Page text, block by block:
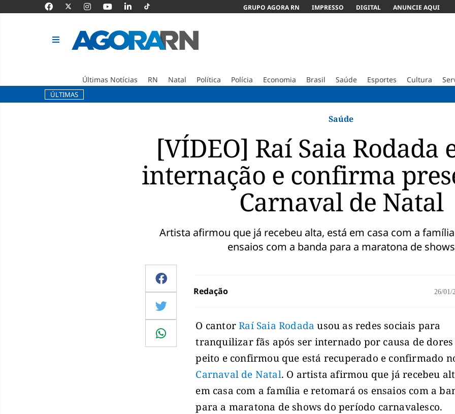
GRUPO AGORA RN IMPRESSO DIGITAL ANUNCIE AQUI
Últimas Notícias RN Natal Política Polícia Economia Brasil Saúde Esportes Cultura
ÚLTIMAS Ex-
Saúde
[VÍDEO] Raí Saia Rodada
internação e confirma
Carnaval de Natal
Artista afirmou que já recebeu alta, está em casa com a
ensaios com a banda para a maratona de shows
Redação 26/01/
O cantorRaí Saia Rodada usou as redes sociais para
tranquilizar fãs após ser internado por causa de dores
peito e confirmou que está recuperado e confirmado
Carnaval de Natal. O artista afirmou que já recebeu
em casa com a família e retomará os ensaios com a
para a maratona de shows do período carnavalesco.